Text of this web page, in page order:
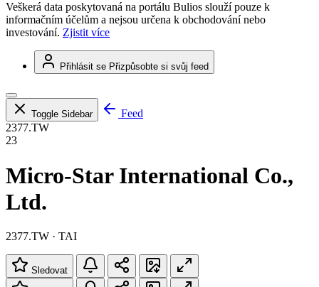
Veškerá data poskytovaná na portálu Bulios slouží pouze k
informačním účelům a nejsou určena k obchodování nebo
investování. Zjistit více
Přihlásit se Přizpůsobte si svůj feed
Toggle Sidebar
Feed
2377.TW
23
Micro-Star International Co.,
Ltd.
2377.TW · TAI
Sledovat